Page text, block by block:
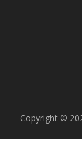
Copyright ©